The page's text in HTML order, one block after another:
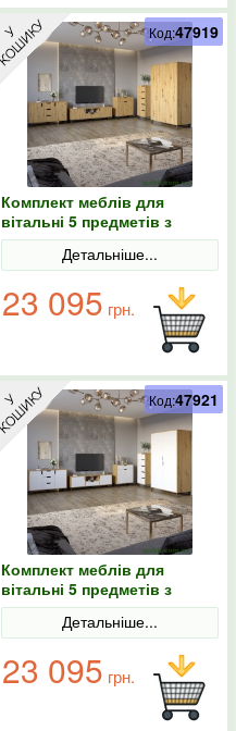
Комплект меблів для
вітальні 5 предметів з
чорними ніжками М-ЗОН
Борн Дуб Артизан
Детальніше...
23 095 грн.
Код:47919
Комплект меблів для
вітальні 5 предметів з
чорними ніжками М-ЗОН
Борн Дуб Артизан/Німфея
Детальніше...
23 095 грн.
Код:47921